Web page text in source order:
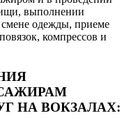
выполнении
смене одежды, приеме
компрессов и
НА ВОКЗАЛАХ: